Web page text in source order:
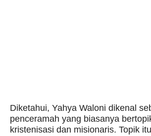
Diketahui, Yahya Waloni dikenal
penceramah yang biasanya
kristenisasi dan misionaris. Topik